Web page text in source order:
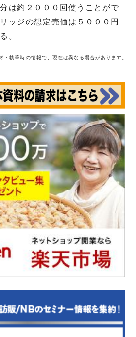
は約２０００回使うことがで
ッジの想定売価は５０００円
。
・執筆時の情報で、現在は異なる場合があります。